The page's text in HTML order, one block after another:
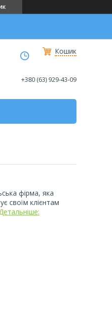
Кошик
+380 (63) 929-43-09
фірма, яка
своїм клієнтам